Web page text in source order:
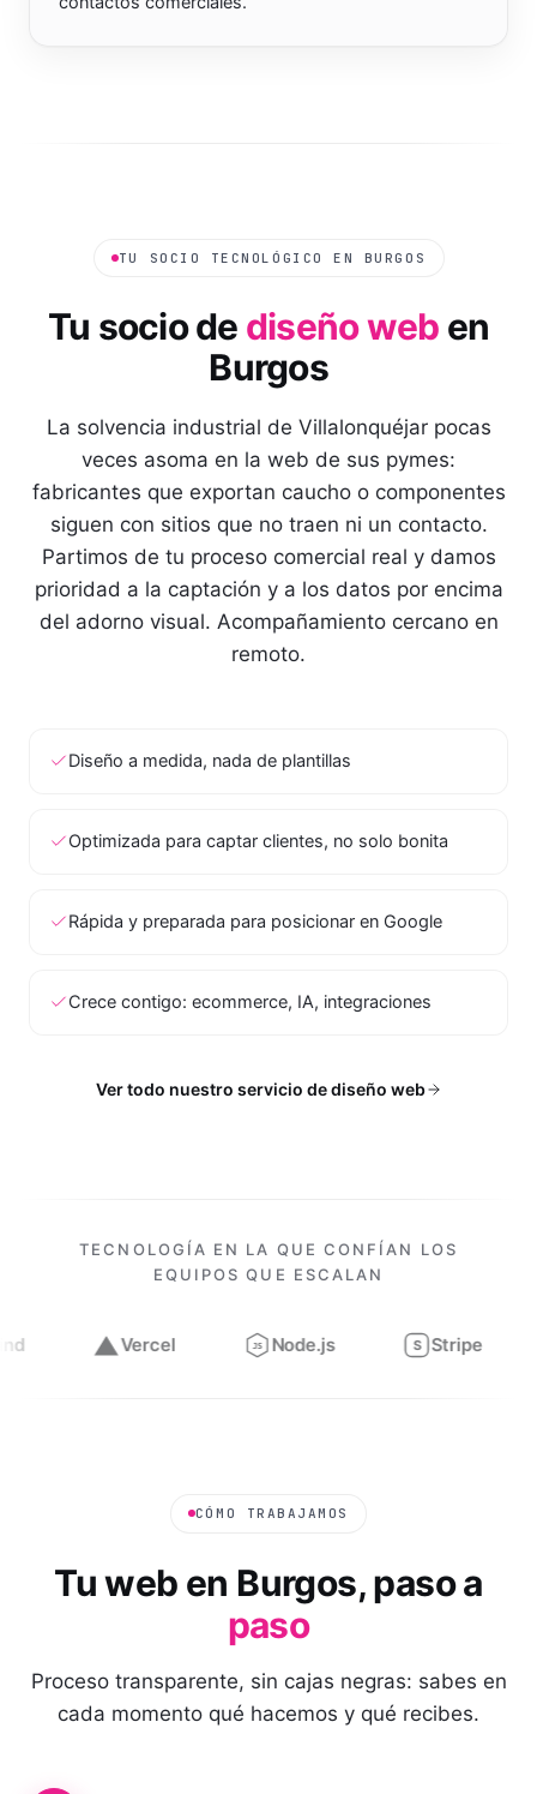
TU SOCIO TECNOLÓGICO EN BURGOS
Tu socio de diseño web en
Burgos
La solvencia industrial de Villalonquéjar pocas
veces asoma en la web de sus pymes:
fabricantes que exportan caucho o componentes
siguen con sitios que no traen ni un contacto.
Partimos de tu proceso comercial real y damos
prioridad a la captación y a los datos por encima
del adorno visual. Acompañamiento cercano en
remoto.
Diseño a medida, nada de plantillas
Optimizada para captar clientes, no solo bonita
Rápida y preparada para posicionar en Google
Crece contigo: ecommerce, IA, integraciones
Ver todo nuestro servicio de diseño web
TECNOLOGÍA EN LA QUE CONFÍAN LOS
EQUIPOS QUE ESCALAN
Vercel JS Node.js S Stripe Figma
CÓMO TRABAJAMOS
Tu web en Burgos, paso a
paso
Proceso transparente, sin cajas negras: sabes en
cada momento qué hacemos y qué recibes.